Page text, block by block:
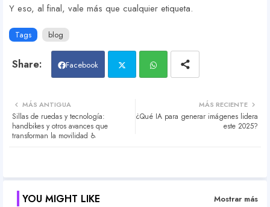
Y eso, al final, vale más que cualquier etiqueta.
Tags blog
Facebook
atsa
MÁS RECIENTE
¿Qué IA para generar imágenes lidera
este 2025?
MÁS ANTIGUA
Sillas de ruedas y tecnología:
handbikes y otros avances que
transforman la movilidad ♿️
YOU MIGHT LIKE Mostrar más